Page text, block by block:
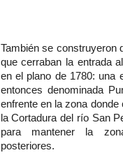
También se construyeron
que cerraban la entrada
en el plano de 1780: una
entonces denominada
enfrente en la zona
la Cortadura del río San
para mantener la
posteriores.